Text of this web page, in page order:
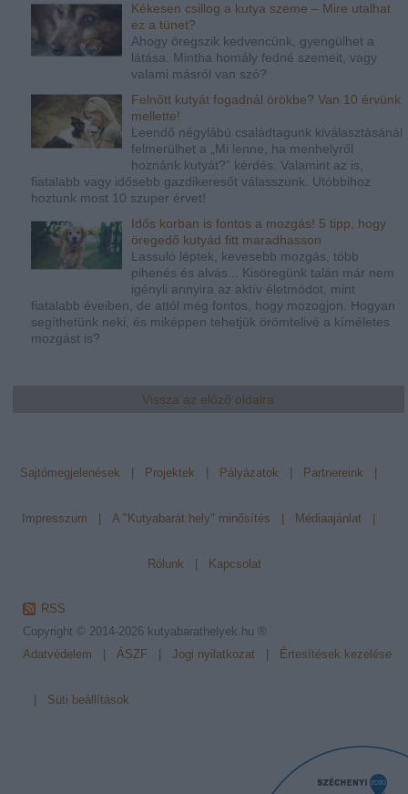
Kékesen csillog a kutya szeme – Mire utalhat
ez a tünet?
Ahogy öregszik kedvencünk, gyengülhet a
látása. Mintha homály fedné szemeit, vagy
valami másról van szó?
Felnőtt kutyát fogadnál örökbe? Van 10 érvünk
mellette!
Leendő négylábú családtagunk kiválasztásánál
felmerülhet a „Mi lenne, ha menhelyről
hoznánk kutyát?” kérdés. Valamint az is,
fiatalabb vagy idősebb gazdikeresőt válasszunk. Utóbbihoz
hoztunk most 10 szuper érvet!
Idős korban is fontos a mozgás! 5 tipp, hogy
öregedő kutyád fitt maradhasson
Lassuló léptek, kevesebb mozgás, több
pihenés és alvás... Kisöregünk talán már nem
igényli annyira az aktív életmódot, mint
fiatalabb éveiben, de attól még fontos, hogy mozogjon. Hogyan
segíthetünk neki, és miképpen tehetjük örömtelivé a kíméletes
mozgást is?
Vissza az előző oldalra
Sajtómegjelenések Projektek Pályázatok Partnereink
Impresszum A "Kutyabarát hely" minősítés Médiaajánlat
Rólunk Kapcsolat
RSS
Copyright © 2014-2026 kutyabarathelyek.hu ®
Adatvédelem
ÁSZF Jogi nyilatkozat Értesítések kezelése
Süti beállítások